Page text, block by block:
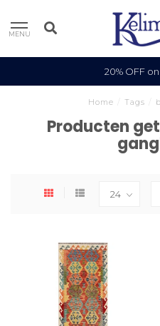
MENU
20% OFF
Home Tags
Producten